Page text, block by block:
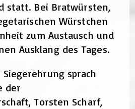
statt. Bei Bratwürsten,
Würstchen
zum Austausch und
Ausklang des Tages.
sprach
der
Torsten Scharf,